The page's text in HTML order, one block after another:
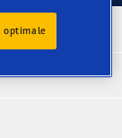
optimale